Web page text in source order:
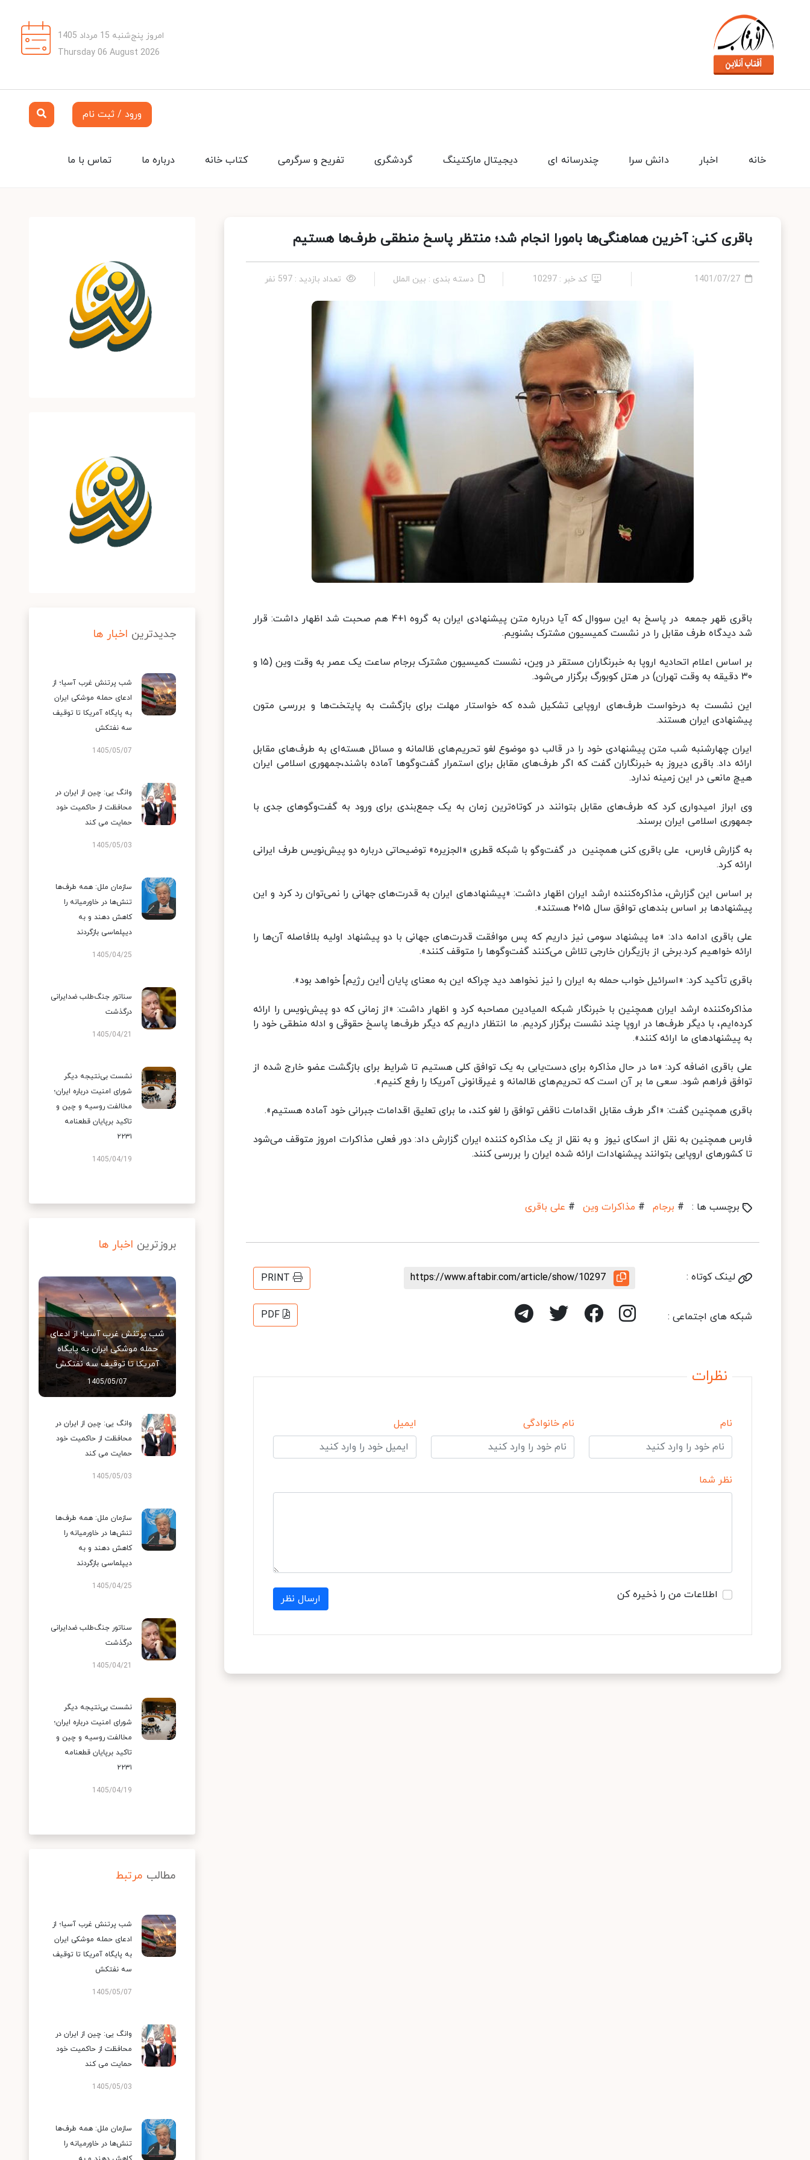
امروز پنج‌شنبه 15 مرداد 1405
Thursday 06 August 2026
ورود / ثبت نام
تماس با ما درباره ما کتاب خانه تفریح و سرگرمی گردشگری دیجیتال مارکتینگ چندرسانه ای دانش سرا اخبار خانه
باقری کنی: آخرین هماهنگی‌ها بامورا انجام شد؛ منتظر پاسخ منطقی طرف‌ها هستیم
1401/07/27 کد خبر : 10297 دسته بندی : بین الملل تعداد بازدید : 597 نفر
باقری ظهر جمعه در پاسخ به این سووال که آیا درباره متن پیشنهادی ایران به گروه ۱+۴ هم صحبت شد اظهار داشت: قرار
شد دیدگاه طرف مقابل را در نشست کمیسیون مشترک بشنویم.
بر اساس اعلام اتحادیه اروپا به خبرنگاران مستقر در وین، نشست کمیسیون مشترک برجام ساعت یک عصر به وقت وین (۱۵ و
۳۰ دقیقه به وقت تهران) در هتل کوبورگ برگزار می‌شود.
این نشست به درخواست طرف‌های اروپایی تشکیل شده که خواستار مهلت برای بازگشت به پایتخت‌ها و بررسی متون
پیشنهادی ایران هستند.
ایران چهارشنبه شب متن پیشنهادی خود را در قالب دو موضوع لغو تحریم‌های ظالمانه و مسائل هسته‌ای به طرف‌های مقابل
ارائه داد. باقری دیروز به خبرنگاران گفت که اگر طرف‌های مقابل برای استمرار گفت‌وگوها آماده باشند،‌جمهوری اسلامی ایران
هیچ مانعی در این زمینه ندارد.
وی ابراز امیدواری کرد که طرف‌های مقابل بتوانند در کوتاه‌ترین زمان به یک جمع‌بندی برای ورود به گفت‌وگوهای جدی با
جمهوری اسلامی ایران برسند.
به گزارش فارس، علی باقری کنی همچنین در گفت‌وگو با شبکه قطری «الجزیره» توضیحاتی درباره دو پیش‌نویس طرف ایرانی
ارائه کرد.
بر اساس این گزارش، مذاکره‌کننده ارشد ایران اظهار داشت: «پیشنهادهای ایران به قدرت‌های جهانی را نمی‌توان رد کرد و این
پیشنهادها بر اساس بندهای توافق سال ۲۰۱۵ هستند».
علی باقری ادامه داد: «ما پیشنهاد سومی نیز داریم که پس موافقت قدرت‌های جهانی با دو پیشنهاد اولیه بلافاصله آن‌ها را
ارائه خواهیم کرد.برخی از بازیگران خارجی تلاش می‌کنند گفت‌وگوها را متوقف کنند».
باقری تأکید کرد: «اسرائیل خواب حمله به ایران را نیز نخواهد دید چراکه این به معنای پایان [این رژیم] خواهد بود».
مذاکره‌کننده ارشد ایران همچنین با خبرنگار شبکه المیادین مصاحبه کرد و اظهار داشت: «از زمانی که دو پیش‌نویس را ارائه
کرده‌ایم، با دیگر طرف‌ها در اروپا چند نشست برگزار کردیم. ما انتظار داریم که دیگر طرف‌ها پاسخ حقوقی و ادله منطقی خود را
به پیشنهادهای ما ارائه کنند».
علی باقری اضافه کرد: «ما در حال مذاکره برای دست‌یابی به یک توافق کلی هستیم تا شرایط برای بازگشت عضو خارج شده از
توافق فراهم شود. سعی ما بر آن است که تحریم‌های ظالمانه و غیرقانونی آمریکا را رفع کنیم».
باقری همچنین گفت: «اگر طرف مقابل اقدامات ناقض توافق را لغو کند، ما برای تعلیق اقدامات جبرانی خود آماده هستیم».
فارس همچنین به نقل از اسکای نیوز و به نقل از یک مذاکره کننده ایران گزارش داد: دور فعلی مذاکرات امروز متوقف می‌شود
تا کشورهای اروپایی بتوانند پیشنهادات ارائه شده ایران را بررسی کنند.
برچسب ها : # برجام # مذاکرات وین # علی باقری
لینک کوتاه : https://www.aftabir.com/article/show/10297
PRINT
شبکه های اجتماعی : PDF
نظرات
نام نام خانوادگی ایمیل
نظر شما
اطلاعات من را ذخیره کن ارسال نظر
جدیدترین اخبار ها
شب پرتنش غرب آسیا؛ از
ادعای حمله موشکی ایران
به پایگاه آمریکا تا توقیف
سه نفتکش
1405/05/07
وانگ یی: چین از ایران در
محافظت از حاکمیت خود
حمایت می کند
1405/05/03
سازمان ملل: همه طرف‌ها
تنش‌ها در خاورمیانه را
کاهش دهند و به
دیپلماسی بازگردند
1405/04/25
سناتور جنگ‌طلب ضدایرانی
درگذشت
1405/04/21
نشست بی‌نتیجه دیگر
شورای امنیت درباره ایران؛
مخالفت روسیه و چین و
تاکید برپایان قطعنامه
۲۲۳۱
1405/04/19
بروزترین اخبار ها
شب پرتنش غرب آسیا؛ از ادعای
حمله موشکی ایران به پایگاه
آمریکا تا توقیف سه نفتکش
1405/05/07
وانگ یی: چین از ایران در
محافظت از حاکمیت خود
حمایت می کند
1405/05/03
سازمان ملل: همه طرف‌ها
تنش‌ها در خاورمیانه را
کاهش دهند و به
دیپلماسی بازگردند
1405/04/25
سناتور جنگ‌طلب ضدایرانی
درگذشت
1405/04/21
نشست بی‌نتیجه دیگر
شورای امنیت درباره ایران؛
مخالفت روسیه و چین و
تاکید برپایان قطعنامه
۲۲۳۱
1405/04/19
مطالب مرتبط
شب پرتنش غرب آسیا؛ از
ادعای حمله موشکی ایران
به پایگاه آمریکا تا توقیف
سه نفتکش
1405/05/07
وانگ یی: چین از ایران در
محافظت از حاکمیت خود
حمایت می کند
1405/05/03
سازمان ملل: همه طرف‌ها
تنش‌ها در خاورمیانه را